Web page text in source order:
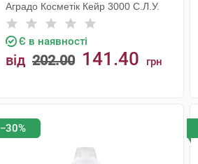
Аградо Косметік Кейр 3000 С.Л.У.
Є в наявності
від 202.00 141.40 грн
−30%